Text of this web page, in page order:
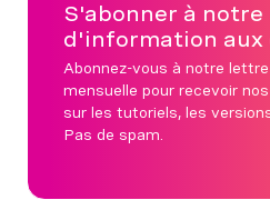
S'abonner à
d'information aux
Abonnez-vous à notre
mensuelle pour recevoir
sur les tutoriels, les
Pas de spam.